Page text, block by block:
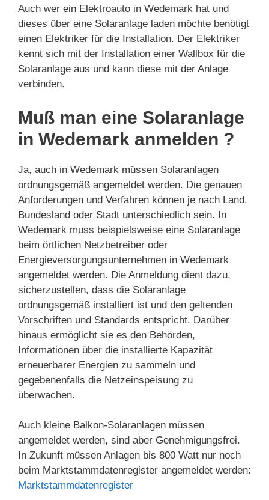
Auch wer ein Elektroauto in Wedemark hat und
dieses über eine Solaranlage laden möchte benötigt
einen Elektriker für die Installation. Der Elektriker
kennt sich mit der Installation einer Wallbox für die
Solaranlage aus und kann diese mit der Anlage
verbinden.
Muß man eine Solaranlage
in Wedemark anmelden ?
Ja, auch in Wedemark müssen Solaranlagen
ordnungsgemäß angemeldet werden. Die genauen
Anforderungen und Verfahren können je nach Land,
Bundesland oder Stadt unterschiedlich sein. In
Wedemark muss beispielsweise eine Solaranlage
beim örtlichen Netzbetreiber oder
Energieversorgungsunternehmen in Wedemark
angemeldet werden. Die Anmeldung dient dazu,
sicherzustellen, dass die Solaranlage
ordnungsgemäß installiert ist und den geltenden
Vorschriften und Standards entspricht. Darüber
hinaus ermöglicht sie es den Behörden,
Informationen über die installierte Kapazität
erneuerbarer Energien zu sammeln und
gegebenenfalls die Netzeinspeisung zu
überwachen.
Auch kleine Balkon-Solaranlagen müssen
angemeldet werden, sind aber Genehmigungsfrei.
In Zukunft müssen Anlagen bis 800 Watt nur noch
beim Marktstammdatenregister angemeldet werden:
Marktstammdatenregister